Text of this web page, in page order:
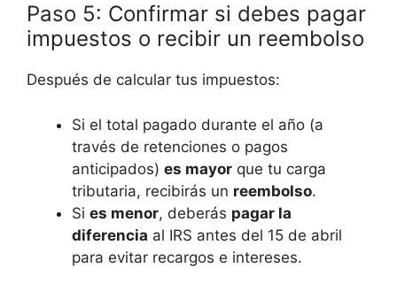
Paso 5: Confirmar si debes pagar
impuestos o recibir un reembolso
Después de calcular tus impuestos:
Si el total pagado durante el año (a
través de retenciones o pagos
anticipados) es mayor que tu carga
tributaria, recibirás un reembolso.
Si es menor, deberás pagar la
diferencia al IRS antes del 15 de abril
para evitar recargos e intereses.